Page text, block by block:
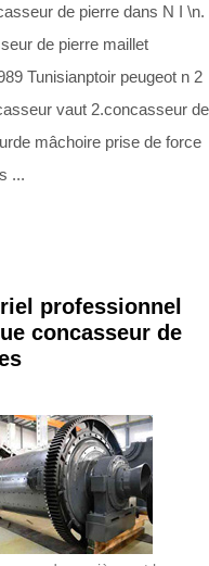
de pierre dans N I \n.
de pierre maillet
Tunisianptoir peugeot n 2
vaut 2.concasseur de
mâchoire prise de force
...
professionnel
concasseur de